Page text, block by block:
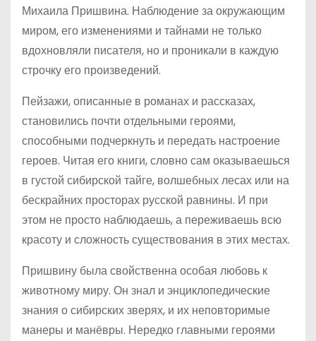
Михаила Пришвина. Наблюдение за окружающим
миром, его изменениями и тайнами не только
вдохновляли писателя, но и проникали в каждую
строчку его произведений.
Пейзажи, описанные в романах и рассказах,
становились почти отдельными героями,
способными подчеркнуть и передать настроение
героев. Читая его книги, словно сам оказываешься
в густой сибирской тайге, волшебных лесах или на
бескрайних просторах русской равнины. И при
этом не просто наблюдаешь, а переживаешь всю
красоту и сложность существования в этих местах.
Пришвину была свойственна особая любовь к
животному миру. Он знал и энциклопедические
знания о сибирских зверях, и их неповторимые
манеры и манёвры. Нередко главными героями